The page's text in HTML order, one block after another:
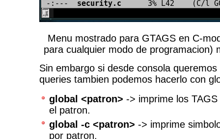
Menu mostrado para GTAGS en C-
para cualquier modo de programacion)
Sin embargo si desde consola
queries tambien podemos hacerlo con
global <patron> -> imprime los
el patron.
global -c <patron> -> imprime
por patron.